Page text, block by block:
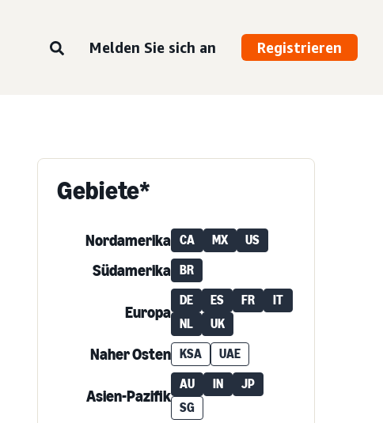
Melden Sie sich an Registrieren
Gebiete*
Nordamerika CA MX US
Südamerika BR
Europa
DE ES FR
IT
NL
UK
Naher Osten KSA UAE
Asien-Pazifik
AU IN
JP
SG